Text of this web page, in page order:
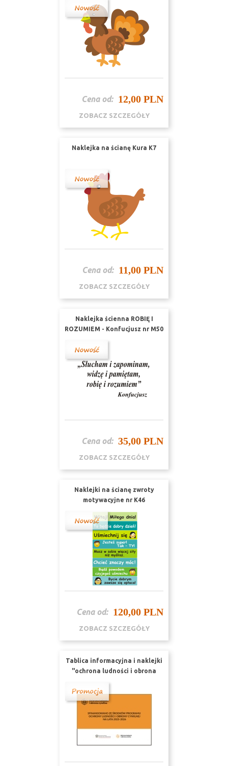
Cena od: 12,00 PLN
ZOBACZ SZCZEGÓŁY
Naklejka na ścianę Kura K7
Cena od: 11,00 PLN
ZOBACZ SZCZEGÓŁY
Naklejka ścienna ROBIĘ I
ROZUMIEM - Konfucjusz nr M50
Cena od: 35,00 PLN
ZOBACZ SZCZEGÓŁY
Naklejki na ścianę zwroty
motywacyjne nr K46
Cena od: 120,00 PLN
ZOBACZ SZCZEGÓŁY
Tablica informacyjna i naklejki
"ochrona ludności i obrona